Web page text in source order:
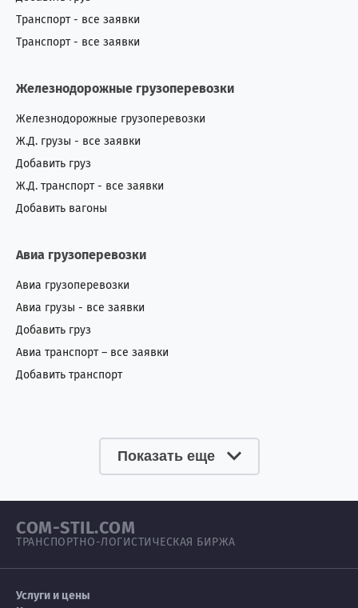
Транспорт - все заявки
Транспорт - все заявки
Железнодорожные грузоперевозки
Железнодорожные грузоперевозки
Ж.Д. грузы - все заявки
Добавить груз
Ж.Д. транспорт - все заявки
Добавить вагоны
Авиа грузоперевозки
Авиа грузоперевозки
Авиа грузы - все заявки
Добавить груз
Авиа транспорт – все заявки
Добавить транспорт
Показать еще
COM-STIL.COM
ТРАНСПОРТНО-ЛОГИСТИЧЕСКАЯ БИРЖА
Услуги и цены